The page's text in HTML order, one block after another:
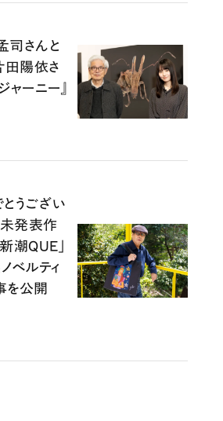
司さんと
陽依さ
ャーニー』
うござい
未発表作
潮QUE」
ベルティ
を公開